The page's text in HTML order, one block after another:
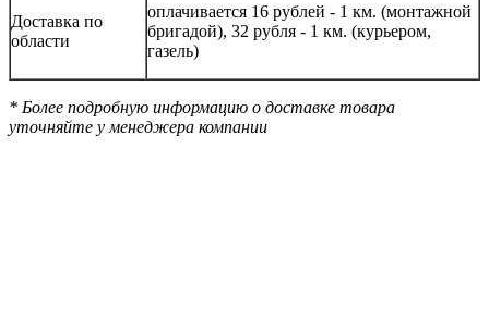
Доставка по
области
оплачивается 16 рублей - 1 км. (монтажной
бригадой), 32 рубля - 1 км. (курьером,
газель)
* Более подробную информацию о доставке товара
уточняйте у менеджера компании